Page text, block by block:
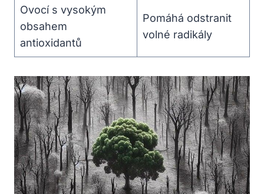
Ovocí s vysokým
obsahem
antioxidantů
Pomáhá odstranit
volné radikály